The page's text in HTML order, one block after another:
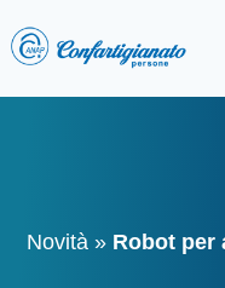
Novità » Robot per